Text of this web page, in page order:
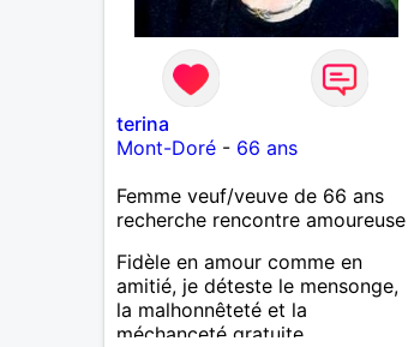
terina
Mont-Doré- 66 ans
Femme veuf/veuve de 66 ans
recherche rencontre amoureuse
Fidèle en amour comme en
amitié, je déteste le mensonge,
la malhonnêteté et la
méchanceté gratuite.